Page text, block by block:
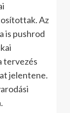
Az
is pushrod
tervezés
jelentene.